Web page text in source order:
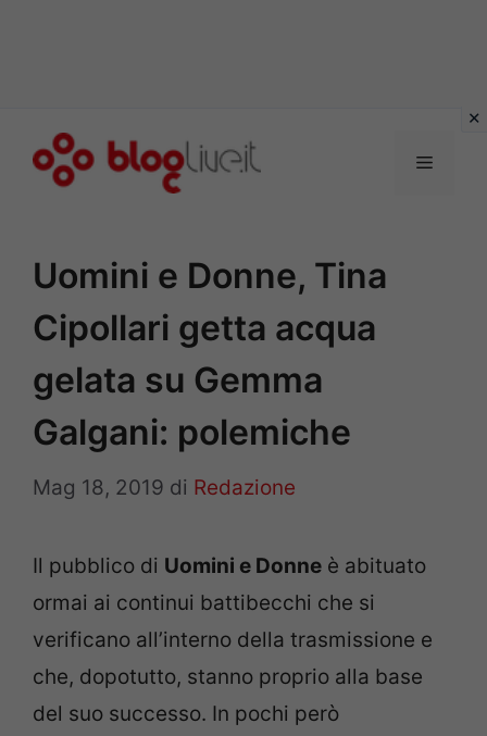
Menu
Uomini e Donne, Tina
Cipollari getta acqua
gelata su Gemma
Galgani: polemiche
Mag 18, 2019 di Redazione
Il pubblico di Uomini e Donne è abituato
ormai ai continui battibecchi che si
verificano all’interno della trasmissione e
che, dopotutto, stanno proprio alla base
del suo successo. In pochi però